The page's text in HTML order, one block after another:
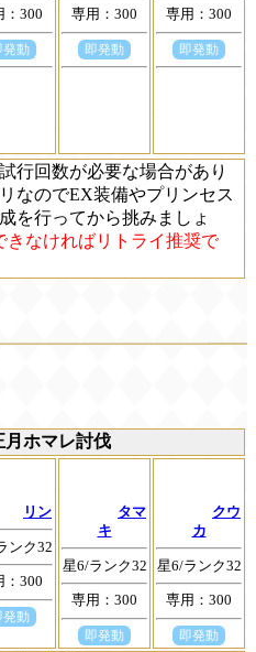
：300
発動
専用：300
即発動
専用：300
即発動
行回数が必要な場合があり
なのでEX装備やプリンセス
を行ってから挑みましょ
きなければリトライ推奨で
月ホマレ討伐
リン
ンク32
：300
発動
タマ
キ
星6/ランク32
専用：300
即発動
クウ
カ
星6/ランク32
専用：300
即発動